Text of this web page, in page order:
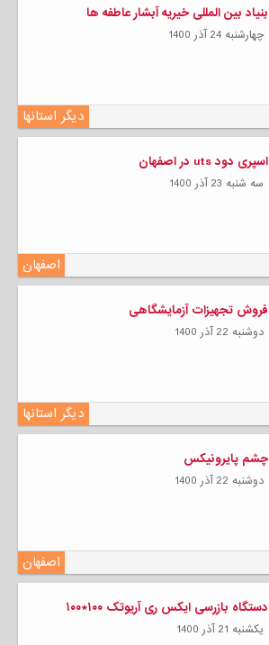
بنیاد بین المللی خیریه آبشار عاطفه ها
چهارشنبه 24 آذر 1400
دیگر استانها
اسپری دود uts در اصفهان
سه شنبه 23 آذر 1400
اصفهان
فروش تجهیزات آزمایشگاهی
دوشنبه 22 آذر 1400
دیگر استانها
چشم پایرونیکس
دوشنبه 22 آذر 1400
اصفهان
دستگاه بازرسی ایکس ری آریوتک ۱۰۰*۱۰۰
يكشنبه 21 آذر 1400